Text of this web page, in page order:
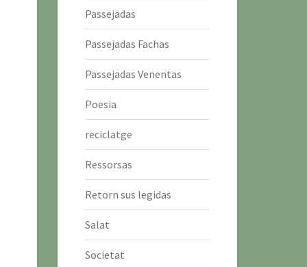
Passejadas
Passejadas Fachas
Passejadas Venentas
Poesia
reciclatge
Ressorsas
Retorn sus legidas
Salat
Societat